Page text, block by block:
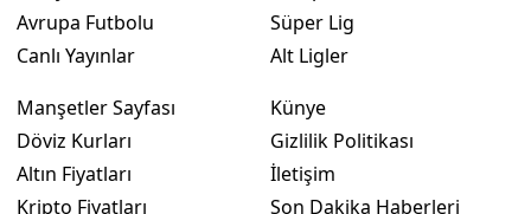
Avrupa Futbolu
Canlı Yayınlar
Süper Lig
Alt Ligler
Manşetler Sayfası
Döviz Kurları
Altın Fiyatları
Kripto Fiyatları
Künye
Gizlilik Politikası
İletişim
Son Dakika Haberleri